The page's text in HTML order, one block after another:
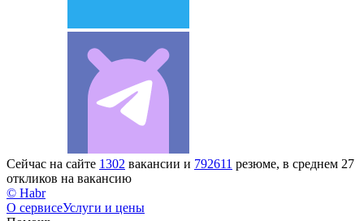
Сейчас на сайте 1302 вакансии и 792611 резюме, в среднем 27
откликов на вакансию
© Habr
О сервисеУслуги и цены